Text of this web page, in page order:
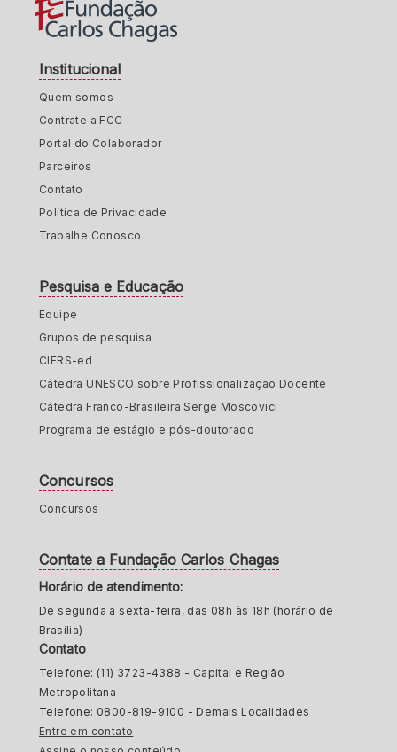
Institucional
Quem somos
Contrate a FCC
Portal do Colaborador
Parceiros
Contato
Política de Privacidade
Trabalhe Conosco
Pesquisa e Educação
Equipe
Grupos de pesquisa
CIERS-ed
Cátedra UNESCO sobre Profissionalização Docente
Cátedra Franco-Brasileira Serge Moscovici
Programa de estágio e pós-doutorado
Concursos
Concursos
Contate a Fundação Carlos Chagas
Horário de atendimento:
De segunda a sexta-feira, das 08h às 18h (horário de
Brasilia)
Contato
Telefone: (11) 3723-4388 - Capital e Região
Metropolitana
Telefone: 0800-819-9100 - Demais Localidades
Entre em contato